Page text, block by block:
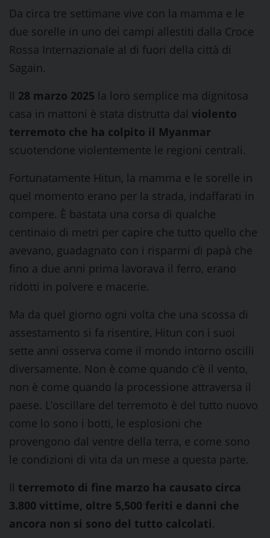
Da circa tre settimane vive con la mamma e le
due sorelle in uno dei campi allestiti dalla Croce
Rossa Internazionale al di fuori della città di
Sagain.
Il 28 marzo 2025 la loro semplice ma dignitosa
casa in mattoni è stata distrutta dal violento
terremoto che ha colpito il Myanmar
scuotendone violentemente le regioni centrali.
Fortunatamente Hitun, la mamma e le sorelle in
quel momento erano per la strada, indaffarati in
compere. È bastata una corsa di qualche
centinaio di metri per capire che tutto quello che
avevano, guadagnato con i risparmi di papà che
fino a due anni prima lavorava il ferro, erano
ridotti in polvere e macerie.
Ma da quel giorno ogni volta che una scossa di
assestamento si fa risentire, Hitun con i suoi
sette anni osserva come il mondo intorno oscilli
diversamente. Non è come quando c’è il vento,
non è come quando la processione attraversa il
paese. L’oscillare del terremoto è del tutto nuovo
come lo sono i botti, le esplosioni che
provengono dal ventre della terra, e come sono
le condizioni di vita da un mese a questa parte.
Il terremoto di fine marzo ha causato circa
3.800 vittime, oltre 5,500 feriti e danni che
ancora non si sono del tutto calcolati.